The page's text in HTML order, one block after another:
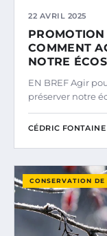
22 AVRIL 2025
COMMENT
NOTRE
EN BREF Agir
préserver notre
CÉDRIC FONTAINE
CONSERVATION